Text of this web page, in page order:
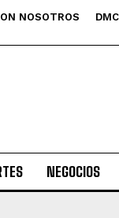
NOSOTROS
NEGOCIOS